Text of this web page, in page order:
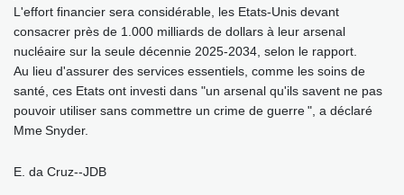
L'effort financier sera considérable, les Etats-Unis devant
consacrer près de 1.000 milliards de dollars à leur arsenal
nucléaire sur la seule décennie 2025-2034, selon le rapport.
Au lieu d'assurer des services essentiels, comme les soins de
santé, ces Etats ont investi dans "un arsenal qu'ils savent ne pas
pouvoir utiliser sans commettre un crime de guerre ", a déclaré
Mme Snyder.
E. da Cruz--JDB